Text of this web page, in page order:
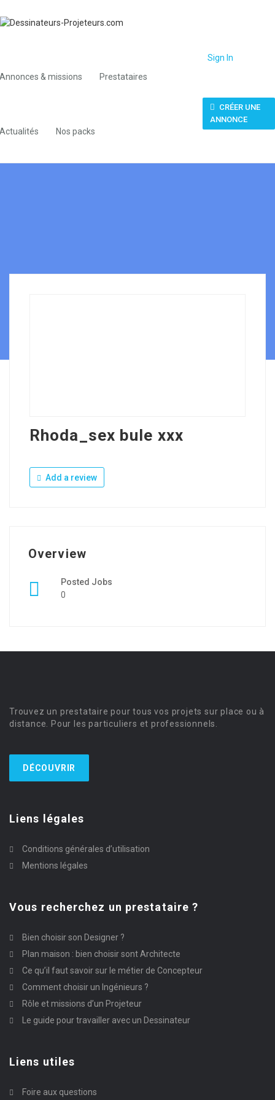
Annonces & missions Prestataires
Actualités Nos packs
Sign In
CRÉER UNE
ANNONCE
Rhoda_sex bule xxx
Add a review
Overview
Posted Jobs
0
Trouvez un prestataire pour tous vos projets sur place ou à
distance. Pour les particuliers et professionnels.
DÉCOUVRIR
Liens légales
Conditions générales d’utilisation
Mentions légales
Vous recherchez un prestataire ?
Bien choisir son Designer ?
Plan maison : bien choisir sont Architecte
Ce qu’il faut savoir sur le métier de Concepteur
Comment choisir un Ingénieurs ?
Rôle et missions d’un Projeteur
Le guide pour travailler avec un Dessinateur
Liens utiles
Foire aux questions